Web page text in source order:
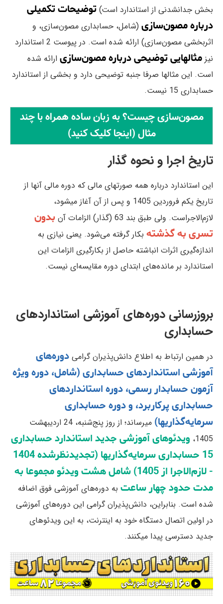
بخش جدانشدنی از استاندارد است)توضیحات تکمیلی
درباره مصون‌سازی(شامل، حسابداری مصون‌سازی، و
اثربخشی مصون‌سازی) ارائه شده است. در پیوست 2 استاندارد
نیزمثالهایی توضیحی درباره مصون‌سازیارائه شده
است. این مثالها صرفا جنبه توضیحی دارد و بخشی از استاندارد
حسابداری 15 نیست.
مصون‌سازی چیست؟ به زبان ساده همراه با چند
مثال (اینجا کلیک کنید)
تاریخ اجرا و نحوه گذار
این استاندارد درباره همه صورتهای مالی كه‌ دوره‌ مالی آنها از
تاريخ‌ یکم فروردین 1405 و پس از آن‌ آغاز میشود،
لازم‌الاجراست‌. ولی طبق بند 63 (گذار) الزامات آن
بدون
تسری به گذشتهبکار گرفته می‌شود. یعنی نیازی به
اندازه‌گیری اثرات انباشته حاصل از بکارگیری الزامات این
استاندارد بر مانده‌های ابتدای دوره مقایسه‌ای نیست.
بروزرسانی دوره‌های آموزشی استانداردهای
حسابداری
در همین ارتباط به اطلاع دانش‌پذیران گرامیدوره‌های
آموزشی استانداردهای حسابداری (شامل، دوره ویژه
آزمون حسابدار رسمی، دوره استانداردهای
حسابداری پرکاربرد، و دوره حسابداری
سرمایه‌گذاریها)
میرساند؛ از روز پنج‌شنبه، 24 اردیبهشت
1405، ویدئوهای آموزشی جدید استاندارد حسابداری
15 حسابداری سرمایه‌گذاریها (تجدیدنظرشده 1404
- لازم‌الاجرا از 1405) شامل هشت ویدئو مجموعا به
مدت حدود چهار ساعتبه دوره‌های آموزشی فوق اضافه
شده است. بنابراین، دانش‌پذیران گرامی این دوره‌های آموزشی
در اولین اتصال دستگاه خود به اینترنت، به این ویدئوهای
جدید دسترسی پیدا میکنند.